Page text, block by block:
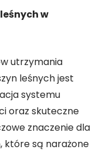
w
utrzymania
leśnych jest
systemu
oraz skuteczne
znaczenie dla
które są narażone